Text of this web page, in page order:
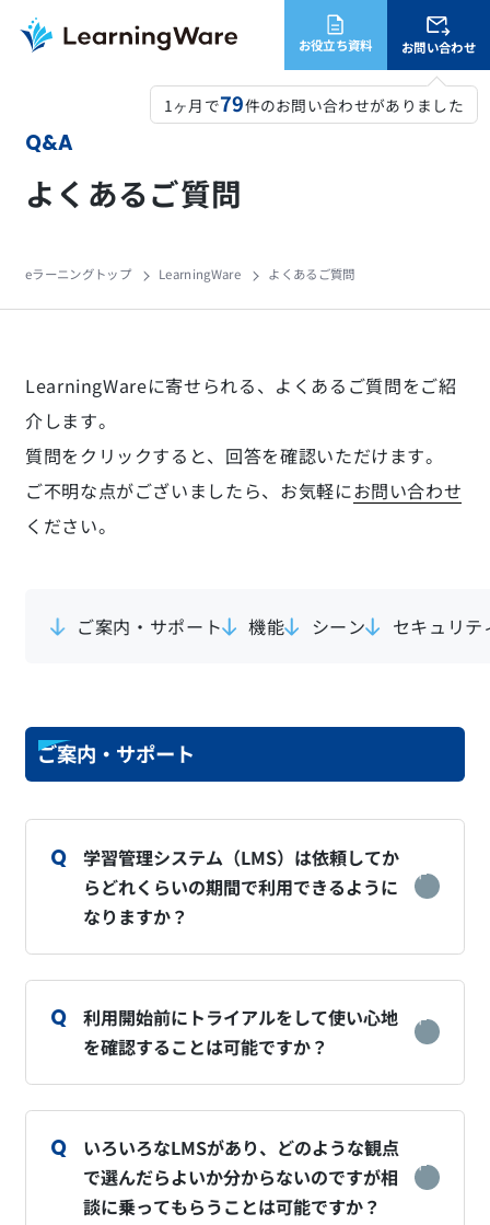
お役立ち資料 お問い合わせ
1ヶ月で79件のお問い合わせがありました
Q&A
よくあるご質問
eラーニングトップ LearningWare よくあるご質問
LearningWareに寄せられる、よくあるご質問をご紹
介します。
質問をクリックすると、回答を確認いただけます。
ご不明な点がございましたら、お気軽にお問い合わせ
ください。
ご案内・サポート 機能 シーン セキュリテ
ご案内・サポート
学習管理システム（LMS）は依頼してか
らどれくらいの期間で利用できるように
なりますか？
利用開始前にトライアルをして使い心地
を確認することは可能ですか？
いろいろなLMSがあり、どのような観点
で選んだらよいか分からないのですが相
談に乗ってもらうことは可能ですか？